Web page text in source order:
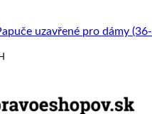
uzavřené pro dámy